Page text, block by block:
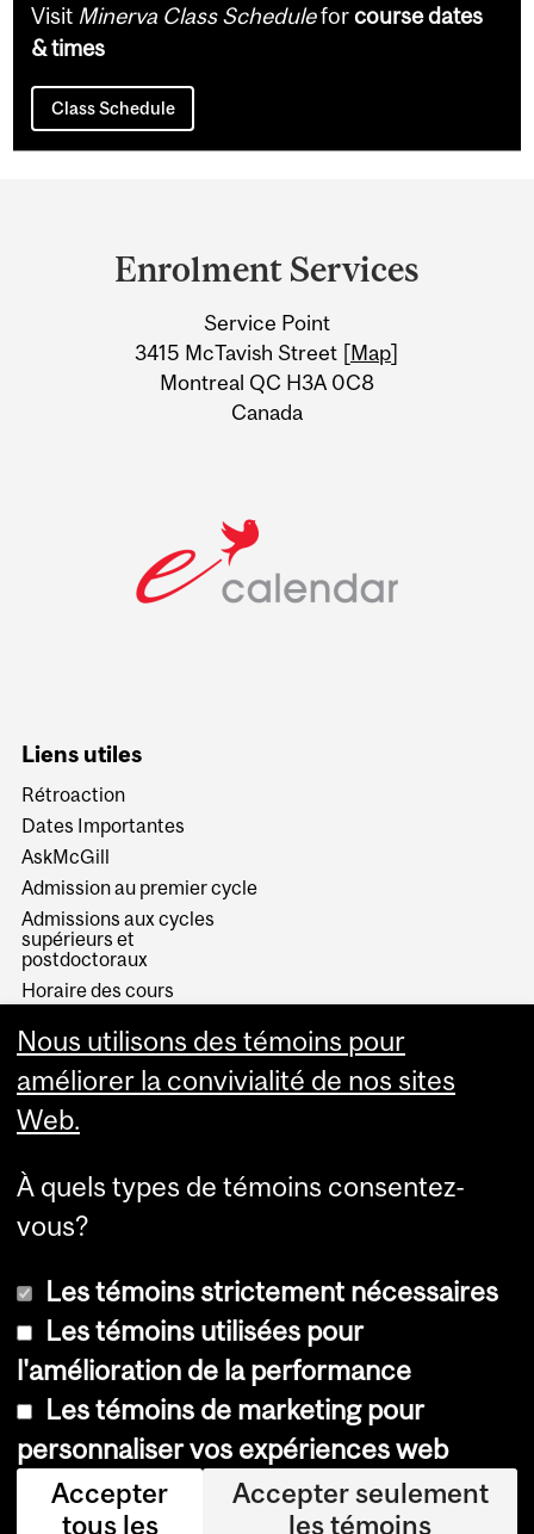
Visit Minerva Class Scheduleforcourse dates
& times
Class Schedule
Information
Enrolment Services
Service Point
3415 McTavish Street [Map]
Montreal QC H3A 0C8
Canada
Liens utiles
Rétroaction
Dates Importantes
AskMcGill
Admission au premier cycle
Admissions aux cycles
supérieurs et
postdoctoraux
Horaire des cours
Services aux étudiants
© Université McGill, 2026
Accessibilité
Avis sur les témoins
Paramètres des témoins
Nous utilisons des témoins pour
améliorer la convivialité de nos sites
Web.
À quels types de témoins consentez-
vous?
Les témoins strictement nécessaires
Les témoins utilisées pour
l'amélioration de la performance
Les témoins de marketing pour
personnaliser vos expériences web
Accepter
tous les
Accepter seulement
les témoins